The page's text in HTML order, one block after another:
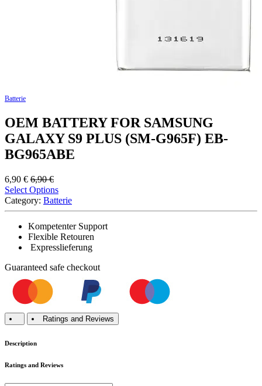
Batterie
OEM BATTERY FOR SAMSUNG
GALAXY S9 PLUS (SM-G965F) EB-
BG965ABE
6,90 € 6,90€
Select Options
Category: Batterie
Kompetenter Support
Flexible Retouren
Expresslieferung
Guaranteed safe checkout
Ratings and Reviews
Description
Ratings and Reviews